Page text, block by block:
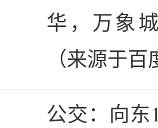
华，万象
（来源于
公交：向东